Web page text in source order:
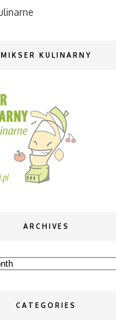
MIKSER KULINARNY
ARCHIVES
CATEGORIES